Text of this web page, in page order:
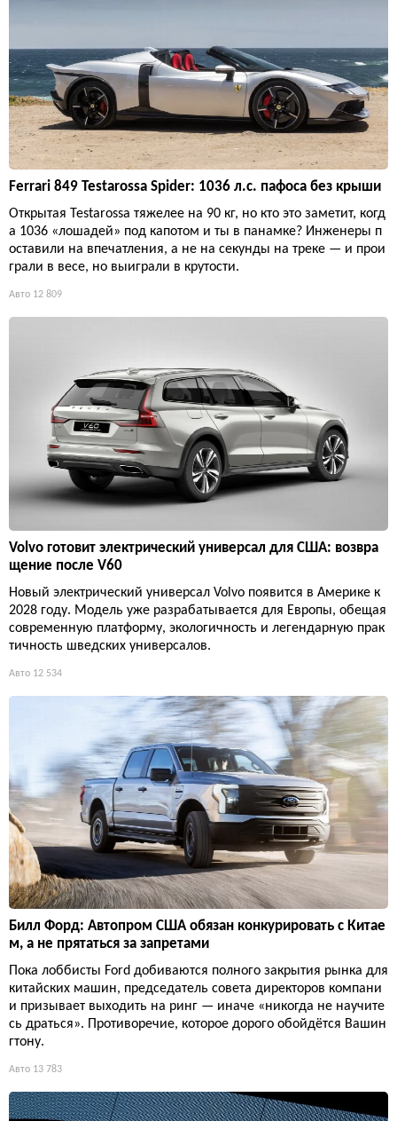
Ferrari 849 Testarossa Spider: 1036 л.с. пафоса без крыши
Открытая Testarossa тяжелее на 90 кг, но кто это заметит, когд
а 1036 «лошадей» под капотом и ты в панамке? Инженеры п
оставили на впечатления, а не на секунды на треке — и прои
грали в весе, но выиграли в крутости.
Авто 12 809
Volvo готовит электрический универсал для США: возвра
щение после V60
Новый электрический универсал Volvo появится в Америке к
2028 году. Модель уже разрабатывается для Европы, обещая
современную платформу, экологичность и легендарную прак
тичность шведских универсалов.
Авто 12 534
Билл Форд: Автопром США обязан конкурировать с Китае
м, а не прятаться за запретами
Пока лоббисты Ford добиваются полного закрытия рынка для
китайских машин, председатель совета директоров компани
и призывает выходить на ринг — иначе «никогда не научите
сь драться». Противоречие, которое дорого обойдётся Вашин
гтону.
Авто 13 783